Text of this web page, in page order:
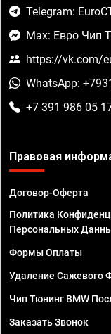
Telegram:
Max: Евро Чип
https://vk.com/
WhatsApp:
+7 391 986 05
Правовая
Договор-Оферта
Политика
Персональных
Формы Оплаты
Удаление Сажевого
Чип Тюнинг BMW
Заказать Звонок